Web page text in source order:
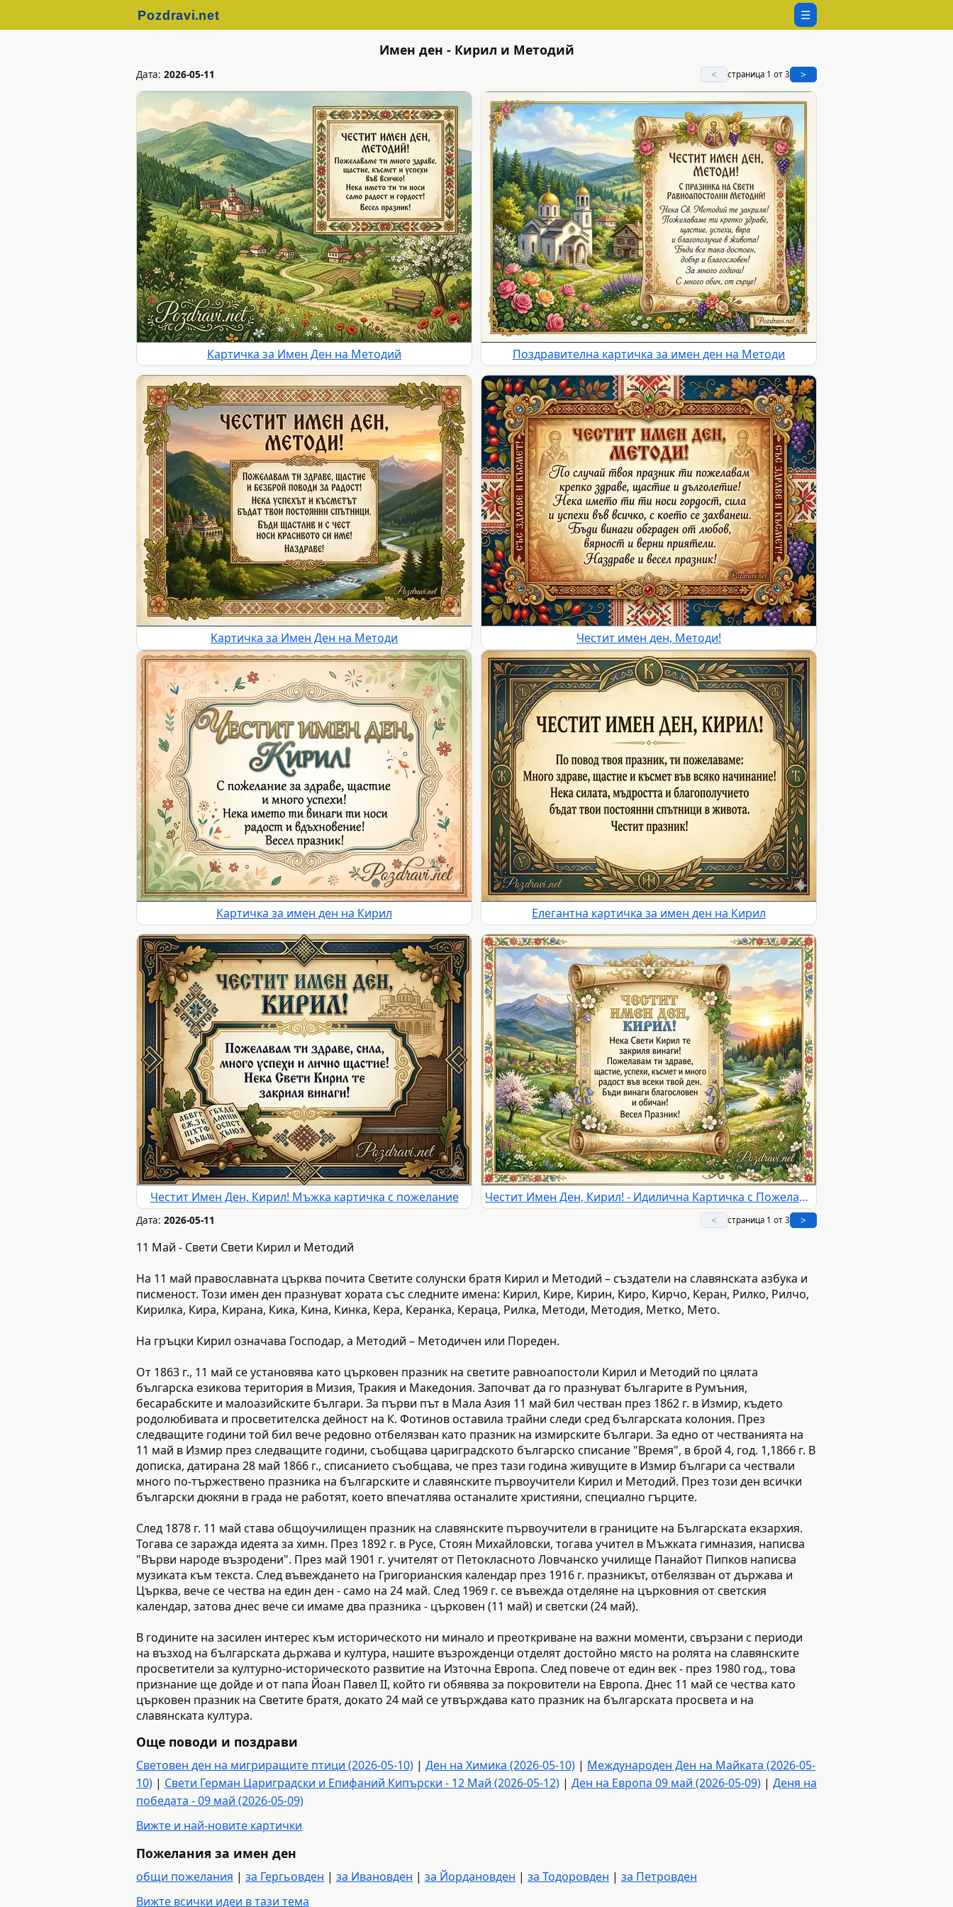
☰
Имен ден - Кирил и Методий
Дата: 2026-05-11 < страница 1 от 3 >
Картичка за Имен Ден на Методий Поздравителна картичка за имен ден на Методи
Картичка за Имен Ден на Методи Честит имен ден, Методи!
Картичка за имен ден на Кирил Елегантна картичка за имен ден на Кирил
Честит Имен Ден, Кирил! Мъжка картичка с пожелание Честит Имен Ден, Кирил! - Идилична Картичка с Пожелания
Дата: 2026-05-11 < страница 1 от 3 >
11 Май - Свети Свети Кирил и Методий
На 11 май православната църква почита Светите солунски братя Кирил и Методий – създатели на славянската азбука и
писменост. Този имен ден празнуват хората със следните имена: Кирил, Кире, Кирин, Киро, Кирчо, Керан, Рилко, Рилчо,
Кирилка, Кира, Кирана, Кика, Кина, Кинка, Кера, Керанка, Кераца, Рилка, Методи, Методия, Метко, Мето.
На гръцки Кирил означава Господар, а Методий – Методичен или Пореден.
От 1863 г., 11 май се установява като църковен празник на светите равноапостоли Кирил и Методий по цялата
българска езикова територия в Мизия, Тракия и Македония. Започват да го празнуват българите в Румъния,
бесарабските и малоазийските българи. За първи път в Мала Азия 11 май бил честван през 1862 г. в Измир, където
родолюбивата и просветителска дейност на К. Фотинов оставила трайни следи сред българската колония. През
следващите години той бил вече редовно отбелязван като празник на измирските българи. За едно от честванията на
11 май в Измир през следващите години, съобщава цариградското българско списание "Время", в брой 4, год. 1,1866 г. В
дописка, датирана 28 май 1866 г., списанието съобщава, че през тази година живущите в Измир българи са чествали
много по-тържествено празника на българските и славянските първоучители Кирил и Методий. През този ден всички
български дюкяни в града не работят, което впечатлява останалите християни, специално гърците.
След 1878 г. 11 май става общоучилищен празник на славянските първоучители в границите на Българската екзархия.
Тогава се заражда идеята за химн. През 1892 г. в Русе, Стоян Михайловски, тогава учител в Мъжката гимназия, написва
"Върви народе възродени". През май 1901 г. учителят от Петокласното Ловчанско училище Панайот Пипков написва
музиката към текста. След въвеждането на Григорианския календар през 1916 г. празникът, отбелязван от държава и
Църква, вече се чества на един ден - само на 24 май. След 1969 г. се въвежда отделяне на църковния от светския
календар, затова днес вече си имаме два празника - църковен (11 май) и светски (24 май).
В годините на засилен интерес към историческото ни минало и преоткриване на важни моменти, свързани с периоди
на възход на българската дьржава и култура, нашите възрожденци отделят достойно място на ролята на славянските
просветители за културно-историческото развитие на Източна Европа. След повече от един век - през 1980 год., това
признание ще дойде и от папа Йоан Павел II, който ги обявява за покровители на Европа. Днес 11 май се чества като
църковен празник на Светите братя, докато 24 май се утвърждава като празник на българската просвета и на
славянската култура.
Още поводи и поздрави
Световен ден на мигриращите птици (2026-05-10) | Ден на Химика (2026-05-10) | Международен Ден на Майката (2026-05-
10) | Свети Герман Цариградски и Епифаний Кипърски - 12 Май (2026-05-12) | Ден на Европа 09 май (2026-05-09) | Деня на
победата - 09 май (2026-05-09)
Вижте и най-новите картички
Пожелания за имен ден
общи пожелания | за Гергьовден | за Ивановден | за Йордановден | за Тодоровден | за Петровден
Вижте всички идеи в тази тема